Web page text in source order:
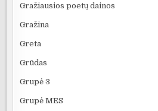
Gražiausios poetų dainos
Gražina
Greta
Grūdas
Grupė 3
Grupė MES